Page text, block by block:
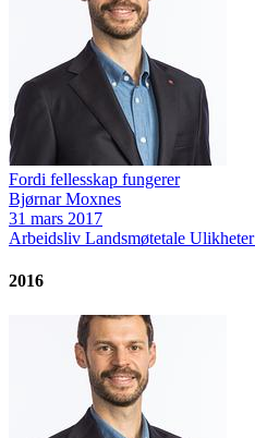
Fordi fellesskap fungerer
Bjørnar Moxnes
31 mars 2017
Arbeidsliv Landsmøtetale Ulikheter
2016